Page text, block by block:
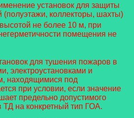
установок для защиты
(полуэтажи, коллекторы, шахты)
не более 10 м, при
помещения не
для тушения пожаров в
электроустановками и
находящимися под
при условии, если значение
предельно допустимого
ТД на конкретный тип ГОА.